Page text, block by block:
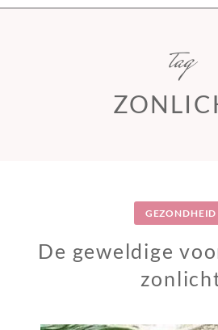
tag
GEZONDHEID
De geweldige